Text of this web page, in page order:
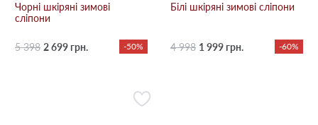
Чорні шкіряні зимові
сліпони
5 398 2 699 грн. -50%
Білі шкіряні зимові сліпони
4 998 1 999 грн. -60%